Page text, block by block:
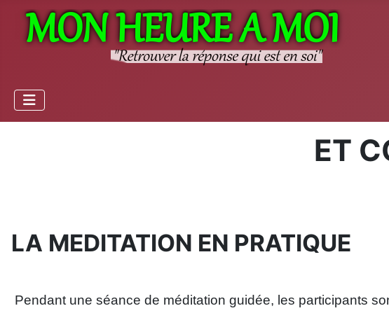
ET
LA MEDITATION EN PRATIQUE
Pendant une séance de méditation guidée, les participants